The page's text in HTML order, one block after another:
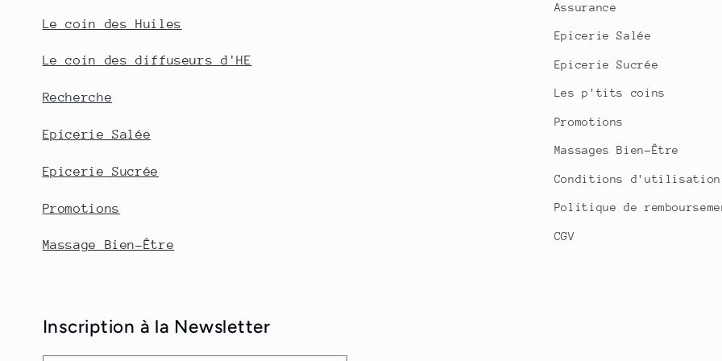
Le coin des Huiles
Le coin des diffuseurs d'HE
Recherche
Epicerie Salée
Epicerie Sucrée
Promotions
Massage Bien-Être
Assurance
Epicerie Salée
Epicerie Sucrée
Les p'tits coins
Promotions
Massages Bien-Être
Conditions d'utilisation
Politique de
CGV
Inscription à la Newsletter